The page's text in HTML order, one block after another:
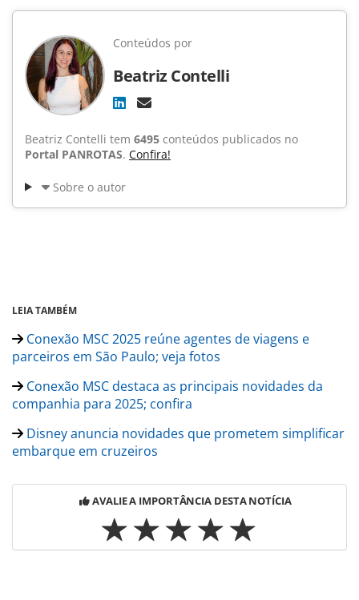
Conteúdos por
Beatriz Contelli
Beatriz Contelli tem 6495 conteúdos publicados no
Portal PANROTAS. Confira!
Sobre o autor
LEIA TAMBÉM
Conexão MSC 2025 reúne agentes de viagens e
parceiros em São Paulo; veja fotos
Conexão MSC destaca as principais novidades da
companhia para 2025; confira
Disney anuncia novidades que prometem simplificar
embarque em cruzeiros
AVALIE A IMPORTÂNCIA DESTA NOTÍCIA